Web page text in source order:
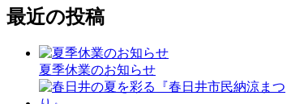
最近の投稿
夏季休業のお知らせ